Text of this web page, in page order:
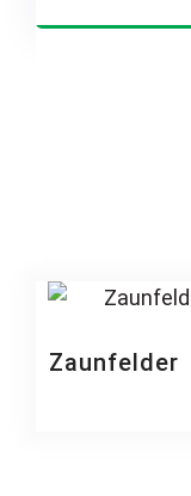
Zaunfelder